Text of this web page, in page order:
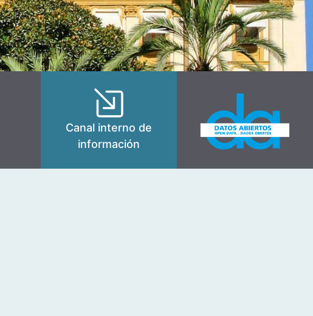
Canal interno de
información